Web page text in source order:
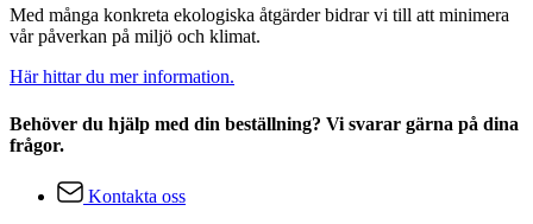
Med många konkreta ekologiska åtgärder bidrar vi till att minimera
vår påverkan på miljö och klimat.
Här hittar du mer information.
Behöver du hjälp med din beställning? Vi svarar gärna på dina
frågor.
Kontakta oss